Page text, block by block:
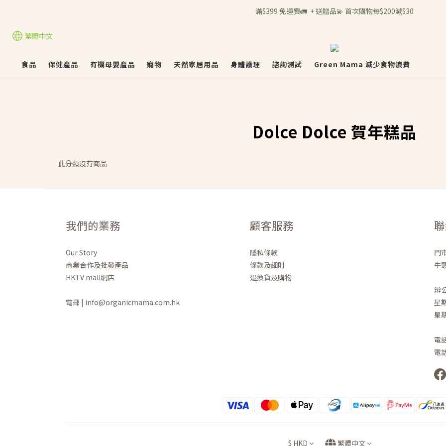
滿$399 免運費🚛  + 送贈品💫 首次購物每$200減$30
繁體中文
食品 保健產品 有機母嬰產品 寵物 天然家居用品 身體護理 諮詢測試 Green Mama 減少食物浪費
Dolce Dolce 賀年糕品
此分類沒有商品
我們的業務
Our Story
商業合作及批發產品
HKTV mall網店
電郵 | info@organicmama.com.hk
顧客服務
隱私條款
條款及細則
退換貨及購物
門
牛
辨
星
星
電
電
$ HKD 繁體中文